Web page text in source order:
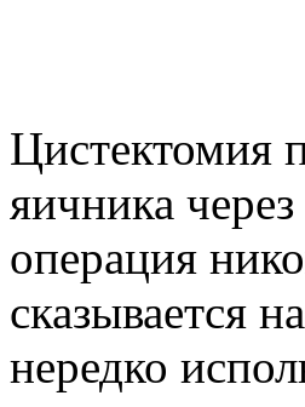
Цистектомия
яичника
операция
сказывается
нередко